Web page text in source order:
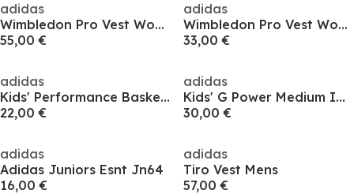
adidas
Wimbledon Pro Vest Womens
55,00 €
adidas
Wimbledon Pro Vest Womens
33,00 €
adidas
Kids' Performance Basketball Jersey
22,00 €
adidas
Kids' G Power Medium Impact Sports Bra
30,00 €
adidas
Adidas Juniors Esnt Jn64
16,00 €
adidas
Tiro Vest Mens
57,00 €